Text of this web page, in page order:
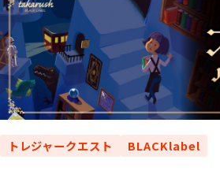
トレジャークエスト BLACKlabel